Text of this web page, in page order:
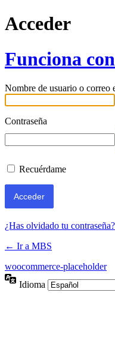
Acceder
Funciona
Nombre de usuario o correo
Contraseña
Recuérdame
¿Has olvidado tu contraseña?
← Ir a MBS
woocommerce-placeholder
Idioma